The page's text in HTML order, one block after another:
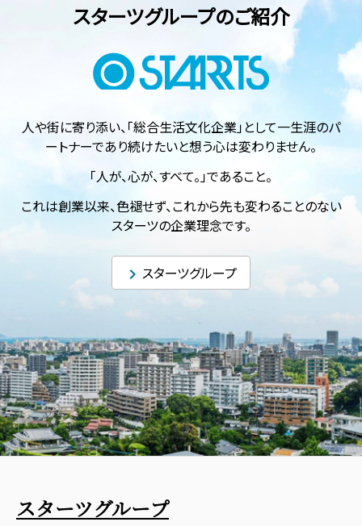
スターツグループのご紹介
⼈や街に寄り添い、「総合⽣活⽂化企業」として⼀⽣涯のパ
ートナーであり続けたいと想う⼼は変わりません。
「⼈が、⼼が、すべて。」であること。
これは創業以来、⾊褪せず、これから先も変わることのない
スターツの企業理念です。
スターツグループ
スターツグループ